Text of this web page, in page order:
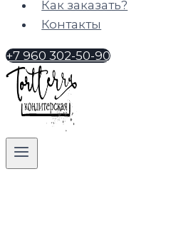
Как заказать?
Контакты
+7 960 302-50-90